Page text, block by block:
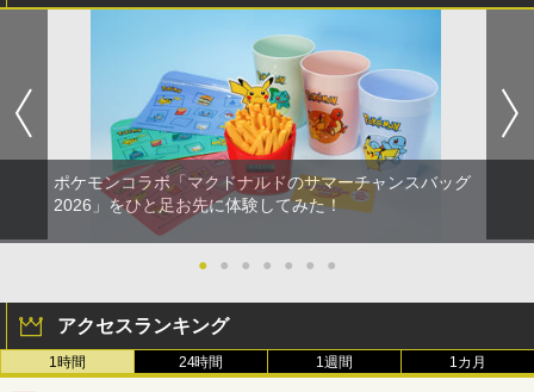
ポケモンコラボ「マクドナルドのサマーチャンスバッグ
2026」をひと足お先に体験してみた！
● ● ● ● ● ● ●
アクセスランキング
1時間 24時間 1週間 1カ月